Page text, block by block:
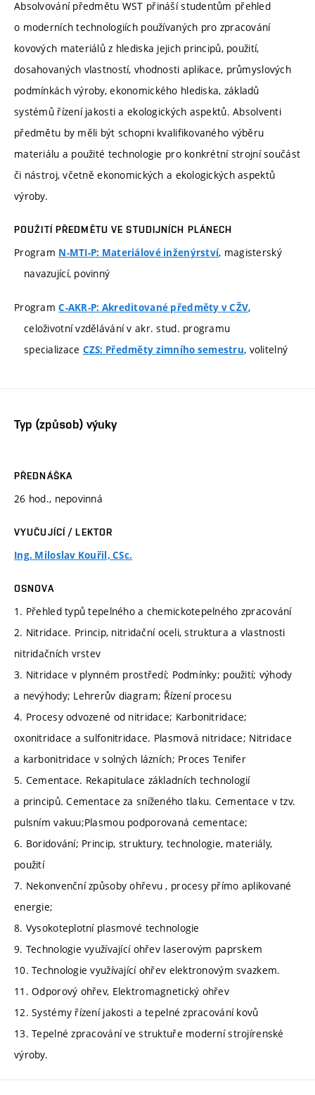
Absolvování předmětu WST přináší studentům přehled
o moderních technologiích používaných pro zpracování
kovových materiálů z hlediska jejich principů, použití,
dosahovaných vlastností, vhodnosti aplikace, průmyslových
podmínkách výroby, ekonomického hlediska, základů
systémů řízení jakosti a ekologických aspektů. Absolventi
předmětu by měli být schopni kvalifikovaného výběru
materiálu a použité technologie pro konkrétní strojní součást
či nástroj, včetně ekonomických a ekologických aspektů
výroby.
POUŽITÍ PŘEDMĚTU VE STUDIJNÍCH PLÁNECH
Program N-MTI-P: Materiálové inženýrství, magisterský
navazující, povinný
ProgramC-AKR-P: Akreditované předměty v CŽV,
celoživotní vzdělávání v akr. stud. programu
specializace CZS: Předměty zimního semestru, volitelný
Typ (způsob) výuky
PŘEDNÁŠKA
26 hod., nepovinná
VYUČUJÍCÍ / LEKTOR
Ing. Miloslav Kouřil, CSc.
OSNOVA
1. Přehled typů tepelného a chemickotepelného zpracování
2. Nitridace. Princip, nitridační oceli, struktura a vlastnosti
nitridačních vrstev
3. Nitridace v plynném prostředí; Podmínky; použití; výhody
a nevýhody; Lehrerův diagram; Řízení procesu
4. Procesy odvozené od nitridace; Karbonitridace;
oxonitridace a sulfonitridace. Plasmová nitridace; Nitridace
a karbonitridace v solných lázních; Proces Tenifer
5. Cementace. Rekapitulace základních technologií
a principů. Cementace za sníženého tlaku. Cementace v tzv.
pulsním vakuu;Plasmou podporovaná cementace;
6. Boridování; Princip, struktury, technologie, materiály,
použití
7. Nekonvenční způsoby ohřevu , procesy přímo aplikované
energie;
8. Vysokoteplotní plasmové technologie
9. Technologie využívající ohřev laserovým paprskem
10. Technologie využívající ohřev elektronovým svazkem.
11. Odporový ohřev, Elektromagnetický ohřev
12. Systémy řízení jakosti a tepelné zpracování kovů
13. Tepelné zpracování ve struktuře moderní strojírenské
výroby.